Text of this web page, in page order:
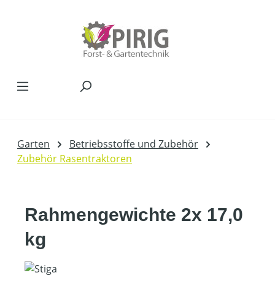
Garten
Betriebsstoffe und Zubehör
Zubehör Rasentraktoren
Rahmengewichte 2x 17,0
kg